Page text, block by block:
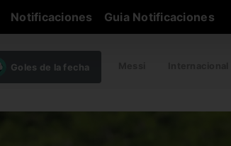
Notificaciones Guia Notificaciones
Goles de la fecha